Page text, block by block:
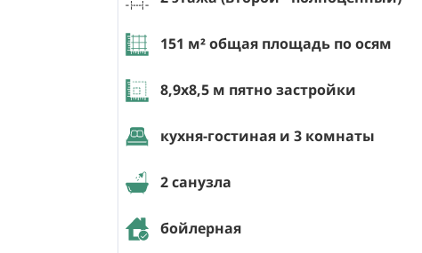
151 м² общая площадь по осям
8,9х8,5 м пятно застройки
кухня-гостиная и 3 комнаты
2 санузла
бойлерная